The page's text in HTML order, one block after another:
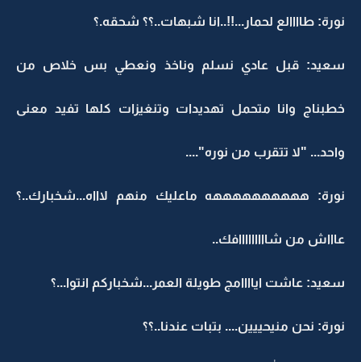
نورة: طاااالع لحمار...!!..انا شبهات..؟؟ شحقه.؟
سعيد: قبل عادي نسلم وناخذ ونعطي بس خلاص من
خطبناج وانا متحمل تهديدات وتنغيزات كلها تفيد معنى
واحد... "لا تتقرب من نوره"....
نورة: ههههههههههه ماعليك منهم لاااه...شخبارك..؟
عاااش من شااااااااافك..
سعيد: عاشت اياااامج طويلة العمر...شخباركم انتوا...؟
نورة: نحن منيحييين.... بتبات عندنا..؟؟